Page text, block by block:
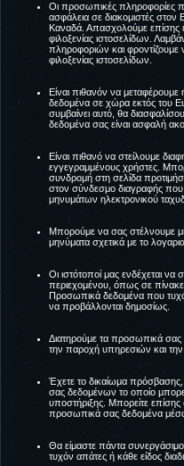
Οι προσωπικές πληροφορίες
ασφάλεια σε διακομιστές
Καναδά. Απασχολούμε επίσης
φιλοξενίας ιστοσελίδων.
πληροφοριών και
φιλοξενίας ιστοσελίδων.
Είναι πιθανόν να
δεδομένα σε χώρα εκτός του
συμβαίνει αυτό, θα
δεδομένα σας είναι ασφαλή
Είναι πιθανό να στείλουμε
εγγεγραμμένους χρήστες.
συνδρομή στη σελίδα
στον σύνδεσμο διαγραφής που
μηνυμάτων ηλεκτρονικού
Μπορούμε να σας στέλνουμε
μηνύματα σχετικά με το
Οι ιστότοποί μας ενδέχεται
περιεχομένου, όπως σε
Προσωπικά δεδομένα που
να προβάλλονται δημοσίως.
Διατηρούμε τα προσωπικά σας
την παροχή υπηρεσιών και
Έχετε το δικαίωμα
σας δεδομένων τo οποίo
υποστήριξης. Μπορείτε
προσωπικά σας δεδομένα
Θα είμαστε πάντα
τυχόν απάτες ή κάθε είδος